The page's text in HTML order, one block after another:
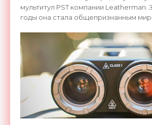
«Гаджеты»
мультитул PST компании Leatherman.
годы она стала общепризнанным